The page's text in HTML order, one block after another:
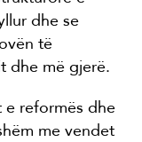
dhe se
të
dhe më gjerë.
e reformës dhe
me vendet